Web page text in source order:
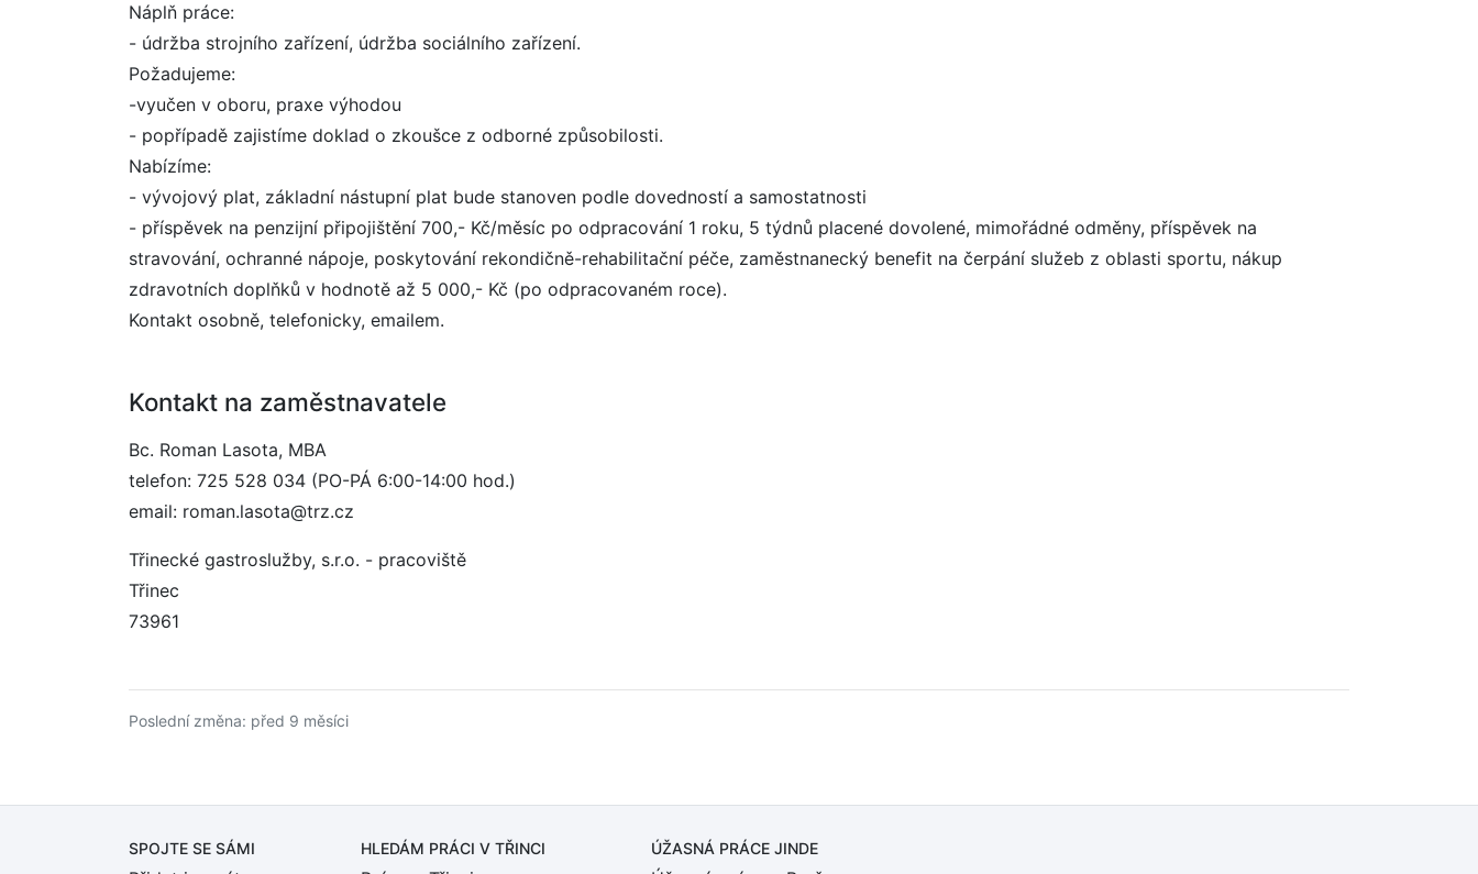
Náplň práce:
- údržba strojního zařízení, údržba sociálního zařízení.
Požadujeme:
-vyučen v oboru, praxe výhodou
- popřípadě zajistíme doklad o zkoušce z odborné způsobilosti.
Nabízíme:
- vývojový plat, základní nástupní plat bude stanoven podle dovedností a samostatnosti
- příspěvek na penzijní připojištění 700,- Kč/měsíc po odpracování 1 roku, 5 týdnů placené dovolené, mimořádné odměny, příspěvek na
stravování, ochranné nápoje, poskytování rekondičně-rehabilitační péče, zaměstnanecký benefit na čerpání služeb z oblasti sportu, nákup
zdravotních doplňků v hodnotě až 5 000,- Kč (po odpracovaném roce).
Kontakt osobně, telefonicky, emailem.
Kontakt na zaměstnavatele
Bc. Roman Lasota, MBA
telefon: 725 528 034 (PO-PÁ 6:00-14:00 hod.)
email: roman.lasota@trz.cz
Třinecké gastroslužby, s.r.o. - pracoviště
Třinec
73961
Poslední změna: před 9 měsíci
SPOJTE SE SÁMI HLEDÁM PRÁCI V TŘINCI ÚŽASNÁ PRÁCE JINDE